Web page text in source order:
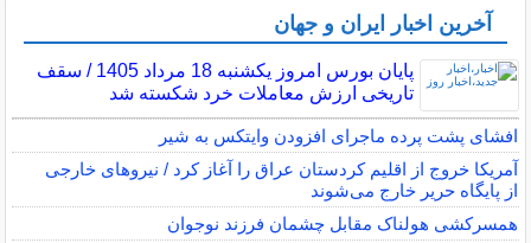
آخرین اخبار ایران و جهان
پایان بورس امروز یکشنبه 18 مرداد 1405 / سقف
تاریخی ارزش معاملات خرد شکسته شد
افشای پشت پرده ماجرای افزودن وایتکس به شیر
آمریکا خروج از اقلیم کردستان عراق را آغاز کرد / نیروهای خارجی
از پایگاه حریر خارج می‌شوند
همسرکشی هولناک مقابل چشمان فرزند نوجوان